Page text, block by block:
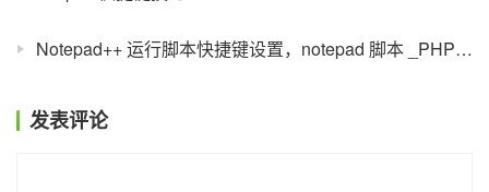
Notepad++ 运行脚本快捷键设置，notepad 脚本 _PHP 教程
发表评论